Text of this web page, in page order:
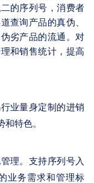
的序列号，消费者
查询产品的真伪、
劣产品的流通。对
和销售统计，提高
业量身定制的进销
特色。
理。支持序列号入
业务需求和管理标